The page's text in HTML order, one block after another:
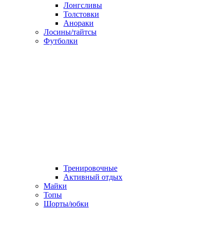
Лонгсливы
Толстовки
Анораки
Лосины/тайтсы
Футболки
Тренировочные
Активный отдых
Майки
Топы
Шорты/юбки